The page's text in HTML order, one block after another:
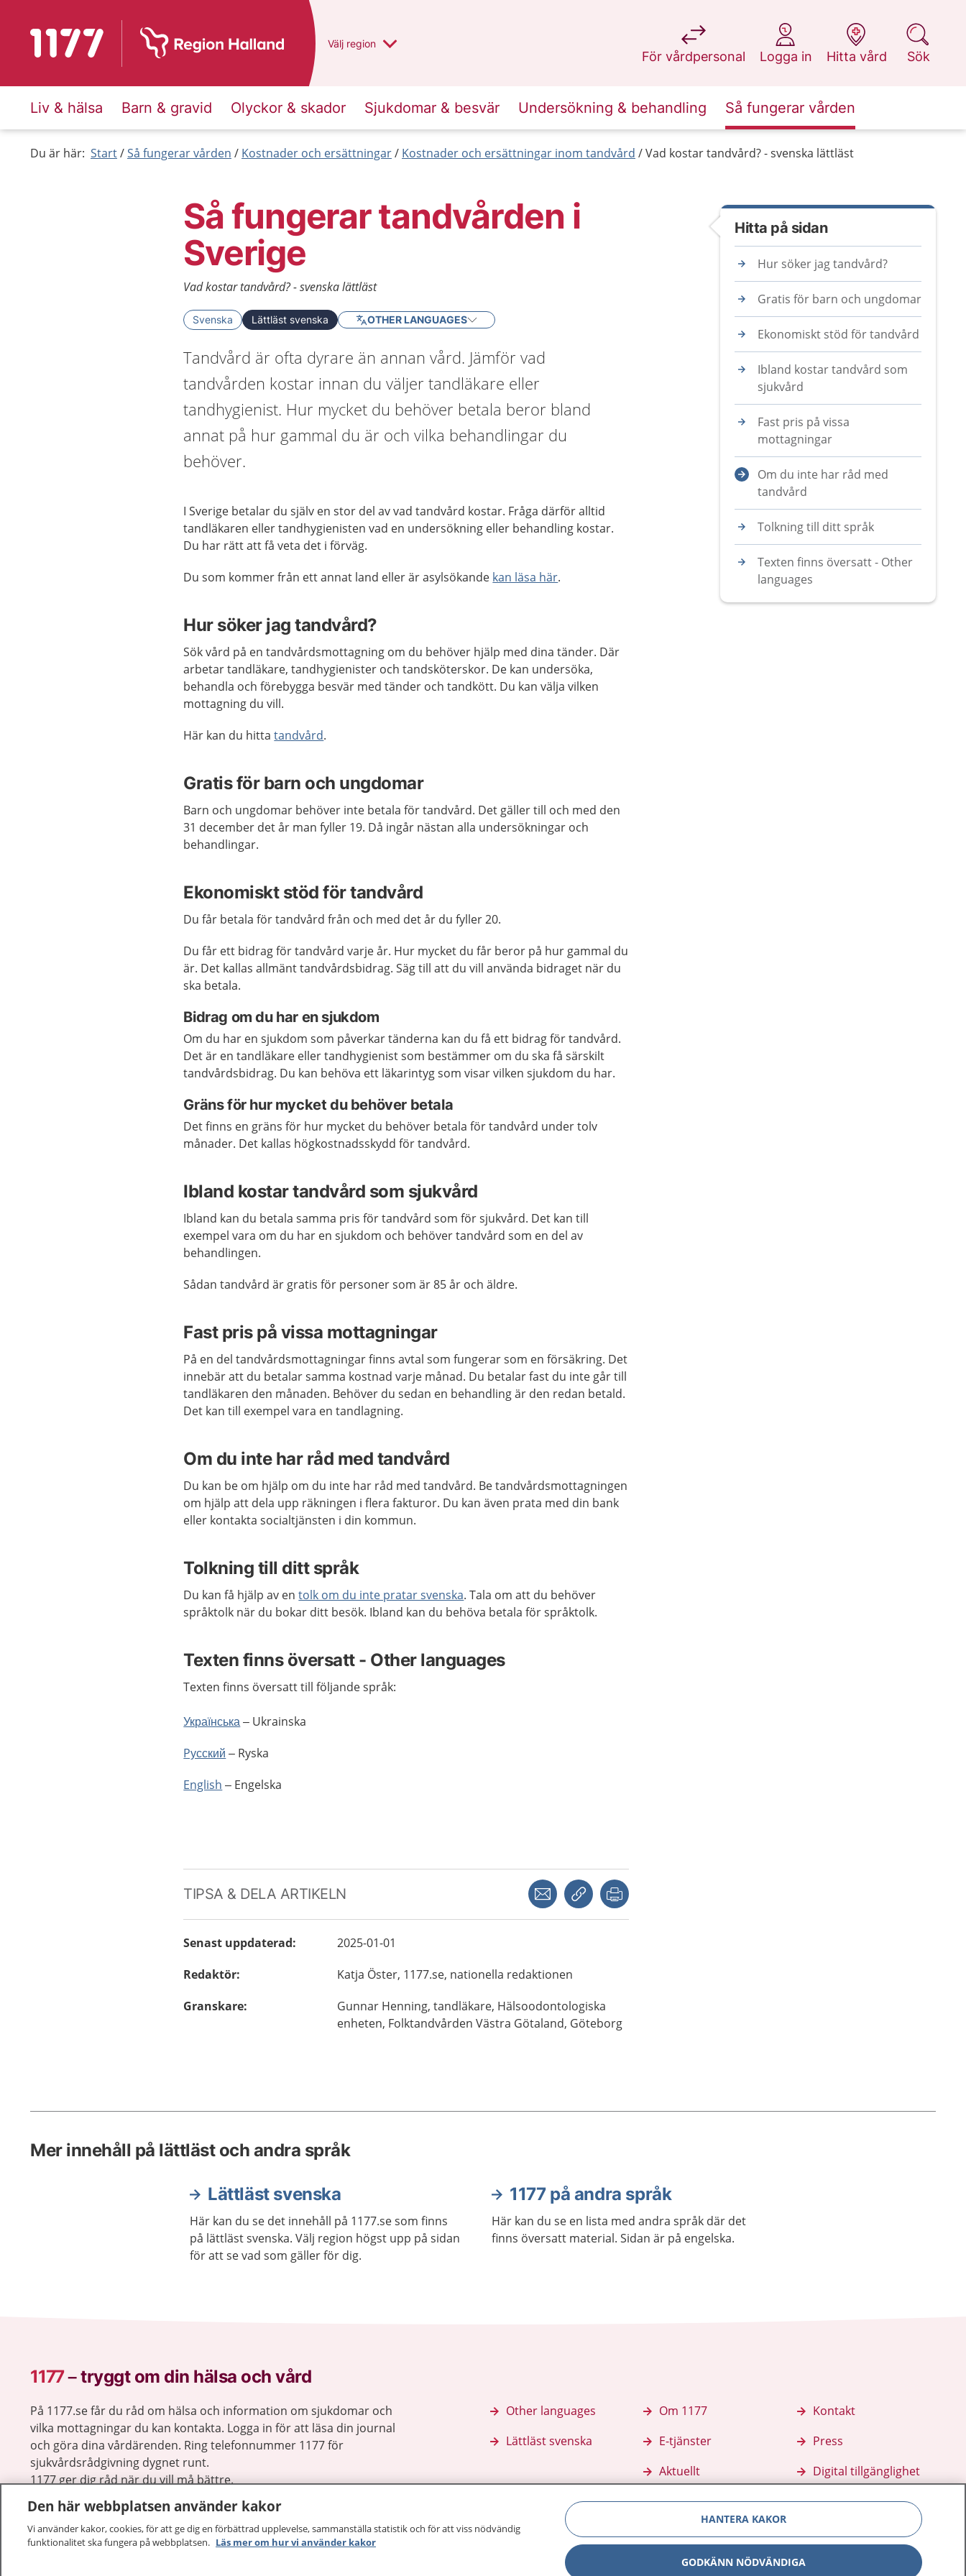
Till startsidan för 1177 Du har valt region
Välj en annan
region
För vårdpersonal
på 1177.se
Logga in
på 1177.se
Hitta vård
på 1177.se
Sök
på 1177.se
Liv & hälsa Barn & gravid Olyckor & skador Sjukdomar & besvär Undersökning & behandling Så fungerar vården
Du är här: Start Så fungerar vården Kostnader och ersättningar Kostnader och ersättningar inom tandvård Vad kostar tandvård? - svenska lättläst
Så fungerar tandvården i
Sverige
Vad kostar tandvård? - svenska lättläst
Svenska Lättläst svenska OTHER LANGUAGES
Tandvård är ofta dyrare än annan vård. Jämför vad
tandvården kostar innan du väljer tandläkare eller
tandhygienist. Hur mycket du behöver betala beror bland
annat på hur gammal du är och vilka behandlingar du
behöver.
I Sverige betalar du själv en stor del av vad tandvård kostar. Fråga därför alltid
tandläkaren eller tandhygienisten vad en undersökning eller behandling kostar.
Du har rätt att få veta det i förväg.
Du som kommer från ett annat land eller är asylsökande kan läsa här.
Hur söker jag tandvård?
Sök vård på en tandvårdsmottagning om du behöver hjälp med dina tänder. Där
arbetar tandläkare, tandhygienister och tandsköterskor. De kan undersöka,
behandla och förebygga besvär med tänder och tandkött. Du kan välja vilken
mottagning du vill.
Här kan du hittatandvård.
Gratis för barn och ungdomar
Barn och ungdomar behöver inte betala för tandvård. Det gäller till och med den
31 december det år man fyller 19. Då ingår nästan alla undersökningar och
behandlingar.
Ekonomiskt stöd för tandvård
Du får betala för tandvård från och med det år du fyller 20.
Du får ett bidrag för tandvård varje år. Hur mycket du får beror på hur gammal du
är. Det kallas allmänt tandvårdsbidrag. Säg till att du vill använda bidraget när du
ska betala.
Bidrag om du har en sjukdom
Om du har en sjukdom som påverkar tänderna kan du få ett bidrag för tandvård.
Det är en tandläkare eller tandhygienist som bestämmer om du ska få särskilt
tandvårdsbidrag. Du kan behöva ett läkarintyg som visar vilken sjukdom du har.
Gräns för hur mycket du behöver betala
Det finns en gräns för hur mycket du behöver betala för tandvård under tolv
månader. Det kallas högkostnadsskydd för tandvård.
Ibland kostar tandvård som sjukvård
Ibland kan du betala samma pris för tandvård som för sjukvård. Det kan till
exempel vara om du har en sjukdom och behöver tandvård som en del av
behandlingen.
Sådan tandvård är gratis för personer som är 85 år och äldre.
Fast pris på vissa mottagningar
På en del tandvårdsmottagningar finns avtal som fungerar som en försäkring. Det
innebär att du betalar samma kostnad varje månad. Du betalar fast du inte går till
tandläkaren den månaden. Behöver du sedan en behandling är den redan betald.
Det kan till exempel vara en tandlagning.
Om du inte har råd med tandvård
Du kan be om hjälp om du inte har råd med tandvård. Be tandvårdsmottagningen
om hjälp att dela upp räkningen i flera fakturor. Du kan även prata med din bank
eller kontakta socialtjänsten i din kommun.
Tolkning till ditt språk
Du kan få hjälp av entolk om du inte pratar svenska. Tala om att du behöver
språktolk när du bokar ditt besök. Ibland kan du behöva betala för språktolk.
Texten finns översatt - Other languages
Texten finns översatt till följande språk:
Українська– Ukrainska
Pусский – Ryska
English – Engelska
TIPSA & DELA ARTIKELN Dela via mejlKopiera länk
Senast uppdaterad:
2025-01-01
Redaktör: Katja Öster, 1177.se, nationella redaktionen
Granskare: Gunnar Henning, tandläkare, Hälsoodontologiska
enheten, Folktandvården Västra Götaland, Göteborg
Hitta på sidan
Hur söker jag tandvård?
Gratis för barn och ungdomar
Ekonomiskt stöd för tandvård
Ibland kostar tandvård som
sjukvård
Fast pris på vissa
mottagningar
Om du inte har råd med
tandvård
Tolkning till ditt språk
Texten finns översatt - Other
languages
Mer innehåll på lättläst och andra språk
Lättläst svenska
Här kan du se det innehåll på 1177.se som finns
på lättläst svenska. Välj region högst upp på sidan
för att se vad som gäller för dig.
1177 på andra språk
Här kan du se en lista med andra språk där det
finns översatt material. Sidan är på engelska.
1177–tryggt om din hälsa och vård
På 1177.se får du råd om hälsa och information om sjukdomar och
vilka mottagningar du kan kontakta. Logga in för att läsa din journal
och göra dina vårdärenden. Ring telefonnummer 1177 för
sjukvårdsrådgivning dygnet runt.
1177 ger dig råd när du vill må bättre.
Other languages
Lättläst svenska
Om 1177
E-tjänster
Aktuellt
Kontakt
Press
Digital tillgänglighet
Den här webbplatsen använder kakor
Vi använder kakor, cookies, för att ge dig en förbättrad upplevelse, sammanställa statistik och för att viss nödvändig
funktionalitet ska fungera på webbplatsen. Läs mer om hur vi använder kakor
HANTERA KAKOR
GODKÄNN NÖDVÄNDIGA